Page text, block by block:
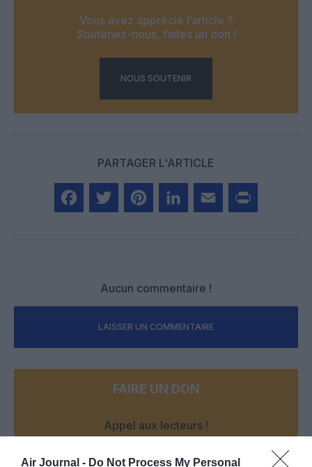
Air Journal - Do Not Process My Personal
Vous avez apprécié l’article ?
Soutenez-nous, faites un don !
NOUS SOUTENIR
PARTAGER L'ARTICLE
Aucun commentaire !
LAISSER UN COMMENTAIRE
FAIRE UN DON
Appel aux lecteurs !
développement !